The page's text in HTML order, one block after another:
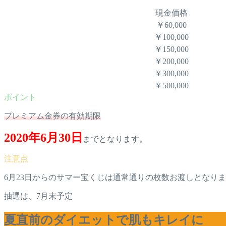
現金価格
￥60,000
￥100,000
￥150,000
￥200,000
￥300,000
￥500,000
プレミアム金券の有効期限
2020年6月30日 までとなります。
6月23日からのサマー宝くじは通常通りの枚数お渡しとなり
抽選は、7月末予定
夏直前のダイエットで肌もキレイに